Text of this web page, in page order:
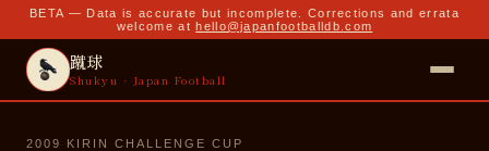
BETA — Data is accurate but incomplete. Corrections and errata
welcome at hello@japanfootballdb.com
蹴球
Shukyu · Japan Football
2009 KIRIN CHALLENGE CUP